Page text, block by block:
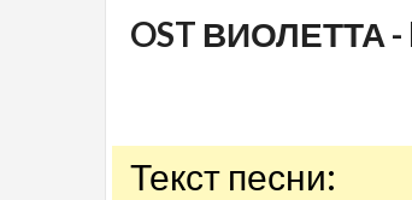
OST ВИОЛЕТТА
Текст песни: